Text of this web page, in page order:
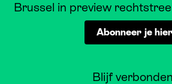
Brussel in preview
Abonneer je hier
Blijf